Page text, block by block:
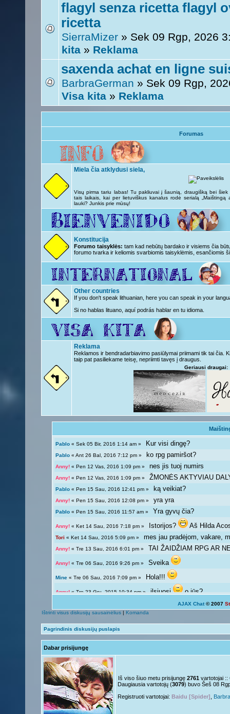
flagyl senza ricetta flagyl
ricetta
SierraMizer » Sek 09 Rgp, 2026
kita » Reklama
saxenda achat en ligne
BarbraGerman » Sek 09 Rgp,
Visa kita » Reklama
Forumas
Miela čia atklydusi siela,
Visų pirma tariu labas! Tu pakliuvai į šaunią, draugišką bei
tais laikais, kai per lietuviškus kanalus rodė serialą „Maištingą
lauki? Junkis prie mūsų!
Konstitucija
Forumo taisyklės: tam kad nebūtų bardako ir visiems čia
forumo tvarka ir keliomis svarbiomis taisyklėmis, esančiomis
Other countries
If you don't speak lithuanian, here you can speak in your
Si no hablas lituano, aquí podrás hablar en tu idioma.
Reklama
Reklamos ir bendradarbiavimo pasiūlymai priimami tik tai čia.
taip pat pasiliekame teisę, nepriimti tavęs į draugus.
Geriausi draugai:
Pablo « Sek 05 Bir, 2016 1:14 am » Kur visi dingę?
Pablo « Ant 26 Bal, 2016 7:12 pm » ko rpg pamiršot?
Anny! « Pen 12 Vas, 2016 1:09 pm »nes jis tuoj numirs
Anny! « Pen 12 Vas, 2016 1:09 pm »ŽMONĖS AKTYVIAU
Pablo « Pen 15 Sau, 2016 12:41 pm » ką veikiat?
Anny! « Pen 15 Sau, 2016 12:08 pm »yra yra
Pablo « Pen 15 Sau, 2016 11:57 am » Yra gyvų čia?
Anny! « Ket 14 Sau, 2016 7:18 pm » Istorijos? Aš Hilda
Tori « Ket 14 Sau, 2016 5:09 pm »mes jau pradėjom, vakare,
Anny! « Tre 13 Sau, 2016 6:01 pm » TAI ŽAIDŽIAM RPG AR
Anny! « Tre 06 Sau, 2016 9:26 pm »Sveika
Mine « Tre 06 Sau, 2016 7:09 pm » Hola!!!
Anny! « Tre 23 Gru, 2015 10:34 pm »ilsiuosi o jūs?
Ką veikiat?
Anny!« Sek 13 Rgs, 2015 9:54 pm »galima ir atsipalaiduoti
Giedryte.« Sek 13 Rgs, 2015 7:40 pm »
Anny!« Pir 07 Rgs, 2015 9:14 pm »
Giedryte.« Pir 07 Rgs, 2015 7:36 pm » Nelabai..
Anny!« Pen 04 Rgs, 2015 9:51 pm » o tu? Juk irgi
Giedryte.« Pen 04 Rgs, 2015 5:29 pm »
AJAX Chat © 2007
Ištrinti visus diskusijų sausainėlius | Komanda
Pagrindinis diskusijų puslapis
Dabar prisijungę
Iš viso šiuo metu prisijungę 2761 vartotojai ::
Daugiausia vartotojų (3079) buvo Šeš 08
Registruoti vartotojai: Baidu [Spider]